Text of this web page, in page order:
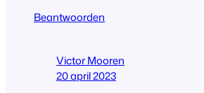
Beantwoorden
Victor Mooren
20 april 2023